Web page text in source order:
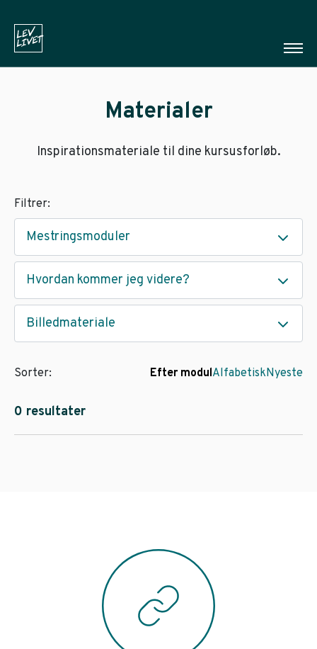
Materialer
Inspirationsmateriale til dine kursusforløb.
Filtrer:
Mestringsmoduler
Hvordan kommer jeg videre?
Billedmateriale
0 resultater
Sorter: Efter modulAlfabetiskNyeste